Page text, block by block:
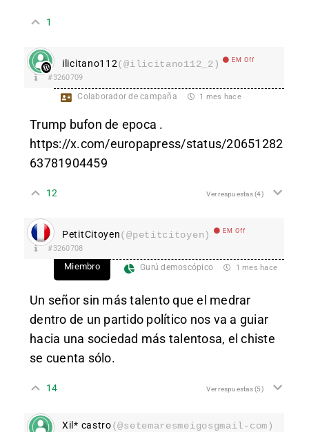
1
ilicitano112(@ilicitano112_2) EM Off
#3260709
Colaborador de campaña 1 mes hace
Trump bufon de epoca .
https://x.com/europapress/status/20651282
63781904459
12 Ver respuestas(4)
PetitCitoyen(@petitcitoyen) EM Off
#3260708
Miembro Gurú demoscópico 1 mes hace
Un señor sin más talento que el medrar
dentro de un partido político nos va a guiar
hacia una sociedad más talentosa, el chiste
se cuenta sólo.
14 Ver respuestas(5)
Xil* castro(@setemaresmeigosgmail-com)